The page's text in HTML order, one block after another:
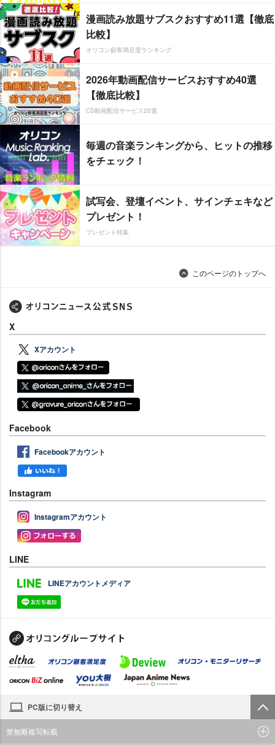
漫画読み放題サブスクおすすめ11選【徹底
比較】
オリコン顧客満足度ランキング
2026年動画配信サービスおすすめ40選
【徹底比較】
CS動画配信サービス20選
毎週の音楽ランキングから、ヒットの推移
をチェック！
試写会、登壇イベント、サインチェキなど
プレゼント！
プレゼント特集
このページのトップへ
X
Xアカウント
Facebook
Facebookアカウント
Instagram
Instagramアカウント
LINE
LINEアカウントメディア
PC版に切り替え
禁無断複写転載